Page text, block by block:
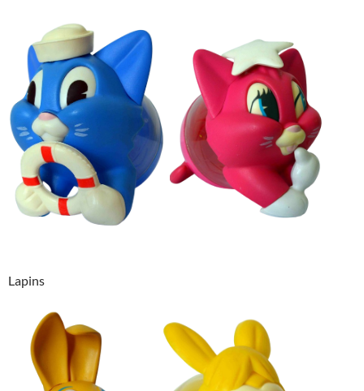
Lapins